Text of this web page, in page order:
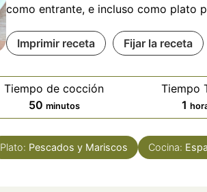
como entrante, e incluso como plato
Imprimir receta Fijar la receta
Tiempo de cocción
50minutos
minutos
Tiempo
1
Plato: Pescados y Mariscos Cocina: